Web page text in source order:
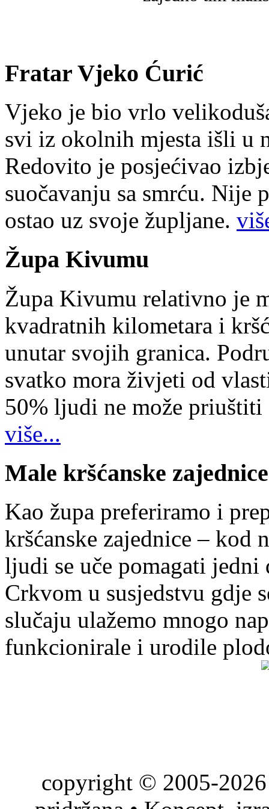
Fratar Vjeko Ćurić
Vjeko je bio vrlo
svi iz okolnih mjesta išli u
Redovito je posjećivao
suočavanju sa smrću. Nije
ostao uz svoje župljane.
Župa Kivumu
Župa Kivumu relativno je
kvadratnih kilometara i
unutar svojih granica.
svatko mora živjeti od
50% ljudi ne može
više...
Male kršćanske zajednice
Kao župa preferiramo i
kršćanske zajednice – kod
ljudi se uče pomagati
Crkvom u susjedstvu gdje
slučaju ulažemo mnogo
funkcionirale i urodile
copyright © 2005-